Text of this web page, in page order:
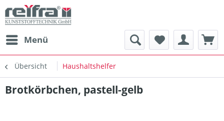
Menü
Übersicht Haushaltshelfer
Brotkörbchen, pastell-gelb